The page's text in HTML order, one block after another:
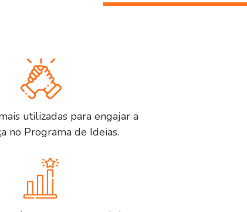
utilizadas para engajar a
no Programa de Ideias.